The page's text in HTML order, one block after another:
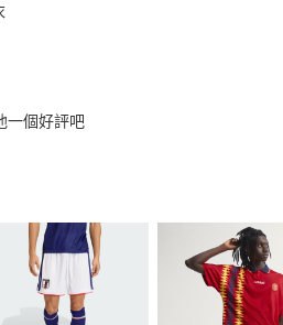
一個好評吧